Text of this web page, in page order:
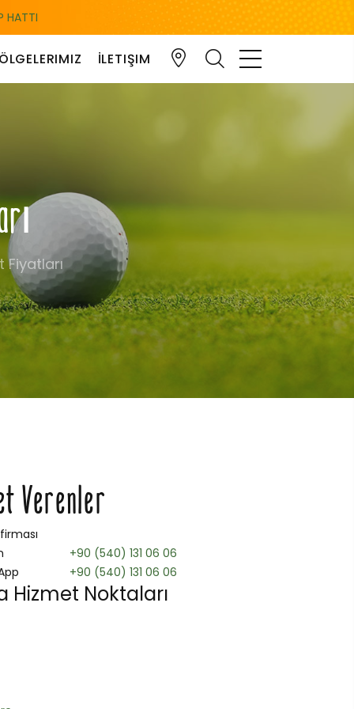
HATTI
İLETIŞIM
Verenler
+90 (540) 131 06 06
+90 (540) 131 06 06
Hizmet Noktaları